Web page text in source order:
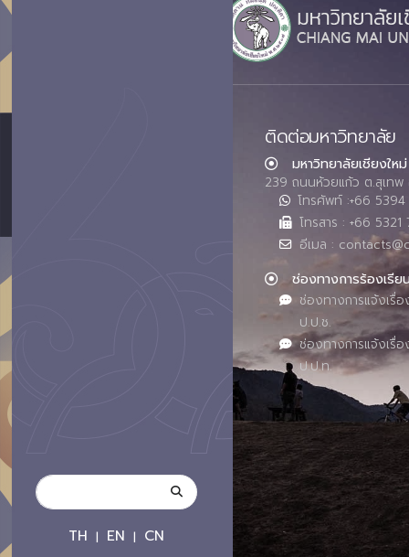
TH | EN | CN
ติดต่อมหาวิทยาลัย
มหาวิทยาลัยเชียงใหม่
239 ถนนห้วยแก้ว ต.สุเท
โทรศัพท์ :+66
โทรสาร : +66 5321
อีเมล :
ช่องทางการร้องเรีย
ช่องทางการแจ้งเรื่
ป.ป.ช.
ช่องทางการแจ้งเรื่
ป.ป.ท.